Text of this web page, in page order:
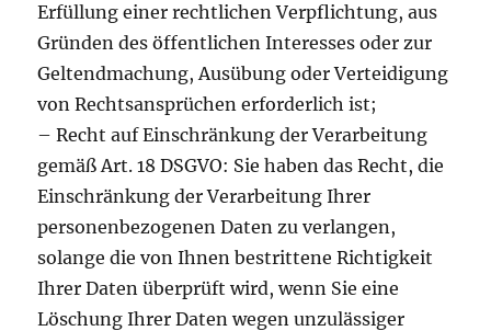
Erfüllung einer rechtlichen Verpflichtung, aus
Gründen des öffentlichen Interesses oder zur
Geltendmachung, Ausübung oder Verteidigung
von Rechtsansprüchen erforderlich ist;
– Recht auf Einschränkung der Verarbeitung
gemäß Art. 18 DSGVO: Sie haben das Recht, die
Einschränkung der Verarbeitung Ihrer
personenbezogenen Daten zu verlangen,
solange die von Ihnen bestrittene Richtigkeit
Ihrer Daten überprüft wird, wenn Sie eine
Löschung Ihrer Daten wegen unzulässiger